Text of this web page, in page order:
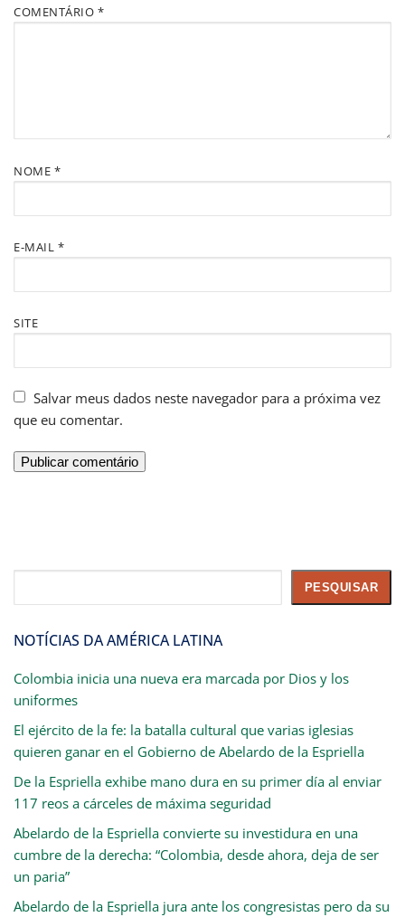
COMENTÁRIO *
NOME *
E-MAIL *
SITE
Salvar meus dados neste navegador para a próxima vez
que eu comentar.
PESQUISAR
NOTÍCIAS DA AMÉRICA LATINA
Colombia inicia una nueva era marcada por Dios y los
uniformes
El ejército de la fe: la batalla cultural que varias iglesias
quieren ganar en el Gobierno de Abelardo de la Espriella
De la Espriella exhibe mano dura en su primer día al enviar
117 reos a cárceles de máxima seguridad
Abelardo de la Espriella convierte su investidura en una
cumbre de la derecha: “Colombia, desde ahora, deja de ser
un paria”
Abelardo de la Espriella jura ante los congresistas pero da su